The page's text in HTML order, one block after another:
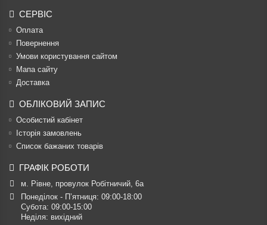
СЕРВІС
Оплата
Повернення
Умови користування сайтом
Мапа сайту
Доставка
ОБЛІКОВИЙ ЗАПИС
Особистий кабінет
Історія замовлень
Список бажаних товарів
ГРАФІК РОБОТИ
м. Рівне, провулок Робітничий, 6а
Понеділок - П’ятниця: 09:00-18:00
Субота: 09:00-15:00
Неділя: вихідний